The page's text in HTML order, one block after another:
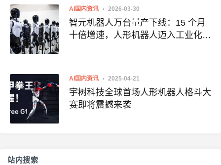
AI国内资讯 2026-03-30
智元机器人万台量产下线：15 个月
十倍增速，人形机器人迈入工业化时
AI国内资讯 2025-04-21
宇树科技全球首场人形机器人格斗大
赛即将震撼来袭
站内搜索